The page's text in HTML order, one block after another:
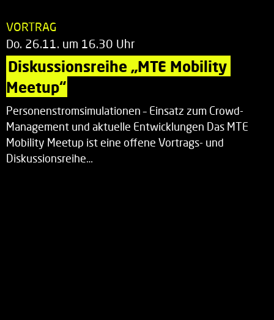
VORTRAG
Do. 26.11. um 16.30 Uhr
Diskussionsreihe „MTE Mobility
Meetup“
Personenstromsimulationen – Einsatz zum Crowd-
Management und aktuelle Entwicklungen Das MTE
Mobility Meetup ist eine offene Vortrags- und
Diskussionsreihe…